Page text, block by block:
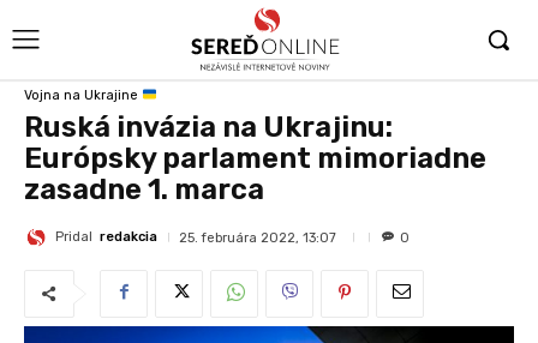
Vojna na Ukrajine
Ruská invázia na Ukrajinu:
Európsky parlament mimoriadne
zasadne 1. marca
Pridal redakcia 25. februára 2022, 13:07 0